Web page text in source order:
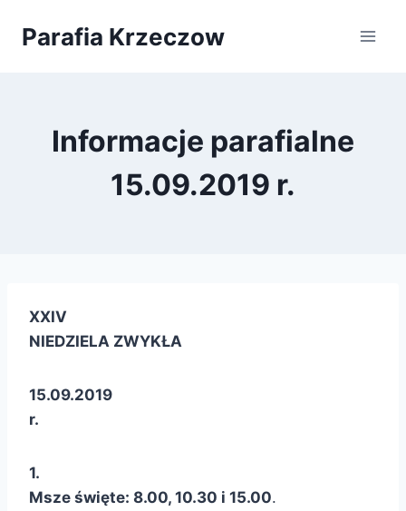
Parafia Krzeczow
Informacje parafialne
15.09.2019 r.
XXIV
NIEDZIELA ZWYKŁA
15.09.2019
r.
1.
Msze święte: 8.00, 10.30 i 15.00.